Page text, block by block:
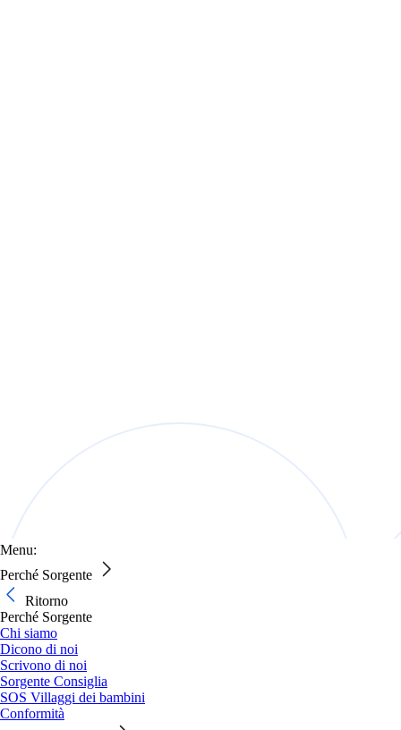
Menu:
Perché Sorgente
Ritorno
Perché Sorgente
Chi siamo
Dicono di noi
Scrivono di noi
Sorgente Consiglia
SOS Villaggi dei bambini
Conformità